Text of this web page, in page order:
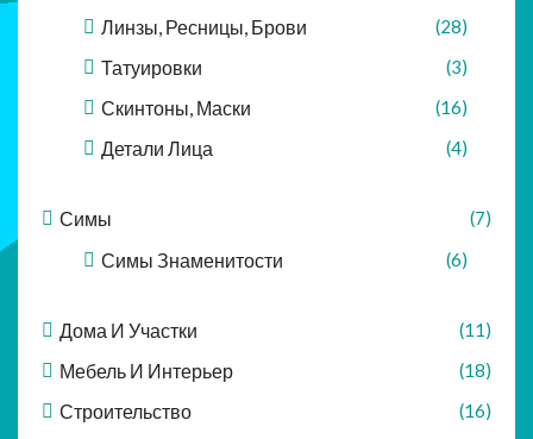
Линзы, Ресницы, Брови (28)
Татуировки (3)
Скинтоны, Маски (16)
Детали Лица (4)
Симы (7)
Симы Знаменитости (6)
Дома И Участки (11)
Мебель И Интерьер (18)
Строительство (16)